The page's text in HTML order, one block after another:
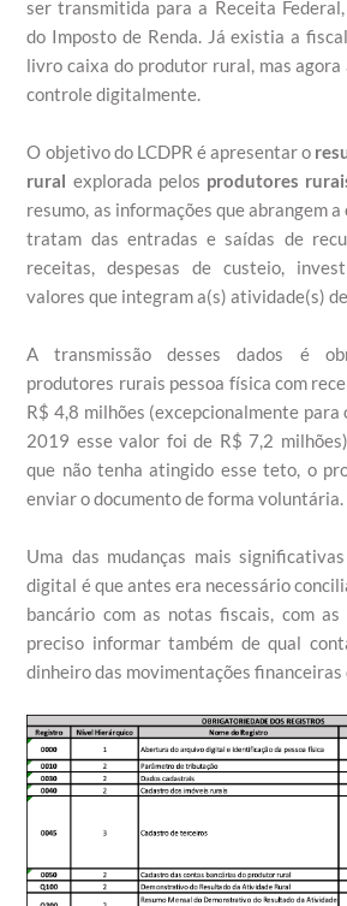
ser transmitida para a Receita
do Imposto de Renda. Já existia a
livro caixa do produtor rural, mas agora
controle digitalmente.
O objetivo do LCDPR é apresentar o
rural explorada pelos produtores
resumo, as informações que abrangem
tratam das entradas e saídas de
receitas, despesas de custeio,
valores que integram a(s) atividade(s)
A transmissão desses dados é
produtores rurais pessoa física com
R$ 4,8 milhões (excepcionalmente para
2019 esse valor foi de R$ 7,2
que não tenha atingido esse teto, o
enviar o documento de forma voluntária.
Uma das mudanças mais
digital é que antes era necessário
bancário com as notas fiscais, com
preciso informar também de qual
dinheiro das movimentações financeiras